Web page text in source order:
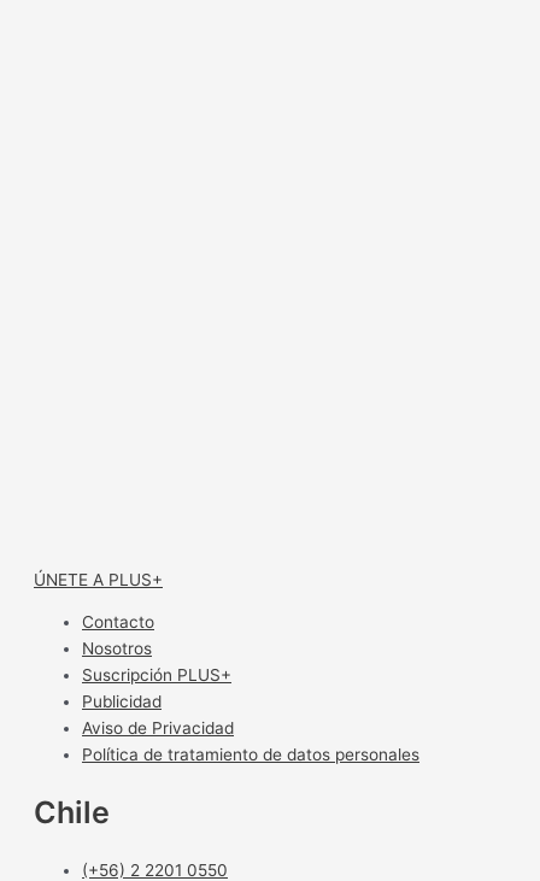
ÚNETE A PLUS+
Contacto
Nosotros
Suscripción PLUS+
Publicidad
Aviso de Privacidad
Política de tratamiento de datos personales
Chile
(+56) 2 2201 0550